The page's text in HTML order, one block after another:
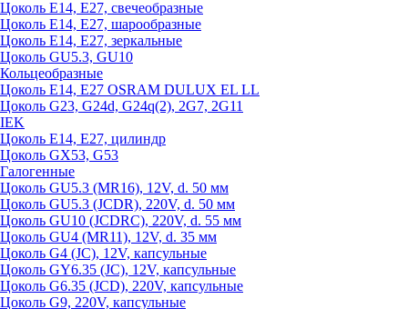
Цоколь Е14, Е27, свечеобразные
Цоколь Е14, Е27, шарообразные
Цоколь Е14, Е27, зеркальные
Цоколь GU5.3, GU10
Кольцеобразные
Цоколь Е14, Е27 OSRAM DULUX EL LL
Цоколь G23, G24d, G24q(2), 2G7, 2G11
IEK
Цоколь Е14, Е27, цилиндр
Цоколь GX53, G53
Галогенные
Цоколь GU5.3 (MR16), 12V, d. 50 мм
Цоколь GU5.3 (JCDR), 220V, d. 50 мм
Цоколь GU10 (JCDRC), 220V, d. 55 мм
Цоколь GU4 (MR11), 12V, d. 35 мм
Цоколь G4 (JC), 12V, капсульные
Цоколь GY6.35 (JC), 12V, капсульные
Цоколь G6.35 (JCD), 220V, капсульные
Цоколь G9, 220V, капсульные